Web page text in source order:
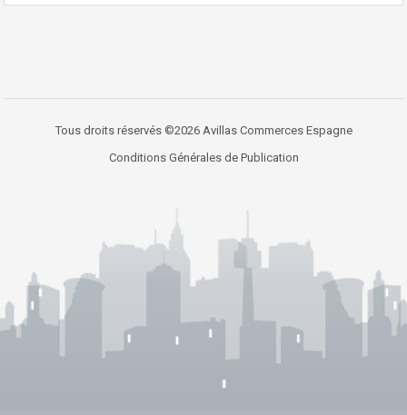
Tous droits réservés ©2026 Avillas Commerces Espagne
Conditions Générales de Publication